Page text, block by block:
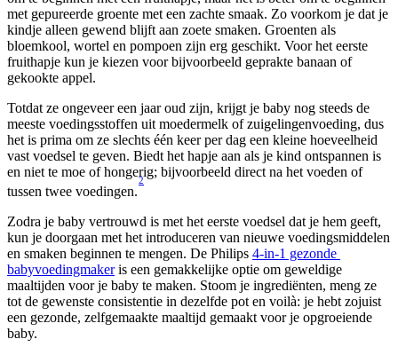
met gepureerde groente met een zachte smaak. Zo voorkom je dat je
kindje alleen gewend blijft aan zoete smaken. Groenten als
bloemkool, wortel en pompoen zijn erg geschikt. Voor het eerste
fruithapje kun je kiezen voor bijvoorbeeld geprakte banaan of
gekookte appel.
Totdat ze ongeveer een jaar oud zijn, krijgt je baby nog steeds de
meeste voedingsstoffen uit moedermelk of zuigelingenvoeding, dus
het is prima om ze slechts één keer per dag een kleine hoeveelheid
vast voedsel te geven. Biedt het hapje aan als je kind ontspannen is
en niet te moe of hongerig; bijvoorbeeld direct na het voeden of
tussen twee voedingen.
2
Zodra je baby vertrouwd is met het eerste voedsel dat je hem geeft,
kun je doorgaan met het introduceren van nieuwe voedingsmiddelen
en smaken beginnen te mengen. De Philips 4-in-1 gezonde
babyvoedingmaker is een gemakkelijke optie om geweldige
maaltijden voor je baby te maken. Stoom je ingrediënten, meng ze
tot de gewenste consistentie in dezelfde pot en voilà: je hebt zojuist
een gezonde, zelfgemaakte maaltijd gemaakt voor je opgroeiende
baby.